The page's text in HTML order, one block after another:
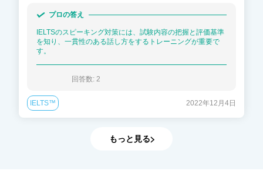
プロの答え
IELTSのスピーキング対策には、試験内容の把握と評価基準
を知り、一貫性のある話し方をするトレーニングが重要で
す。
回答数: 2
IELTS™ 2022年12月4日
もっと見る